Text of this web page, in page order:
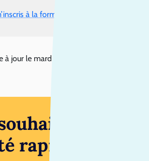
à la formation
à jour le mardi 28 juillet 2026
être
rapidement ?